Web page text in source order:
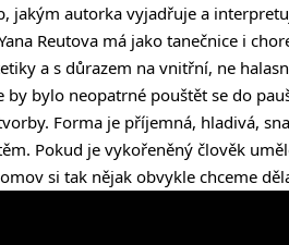
jakým autorka vyjadřuje a
Reutova má jako tanečnice i
a s důrazem na vnitřní, ne
bylo neopatrné pouštět se do
Forma je příjemná, hladivá,
Pokud je vykořeněný člověk
si tak nějak obvykle chceme